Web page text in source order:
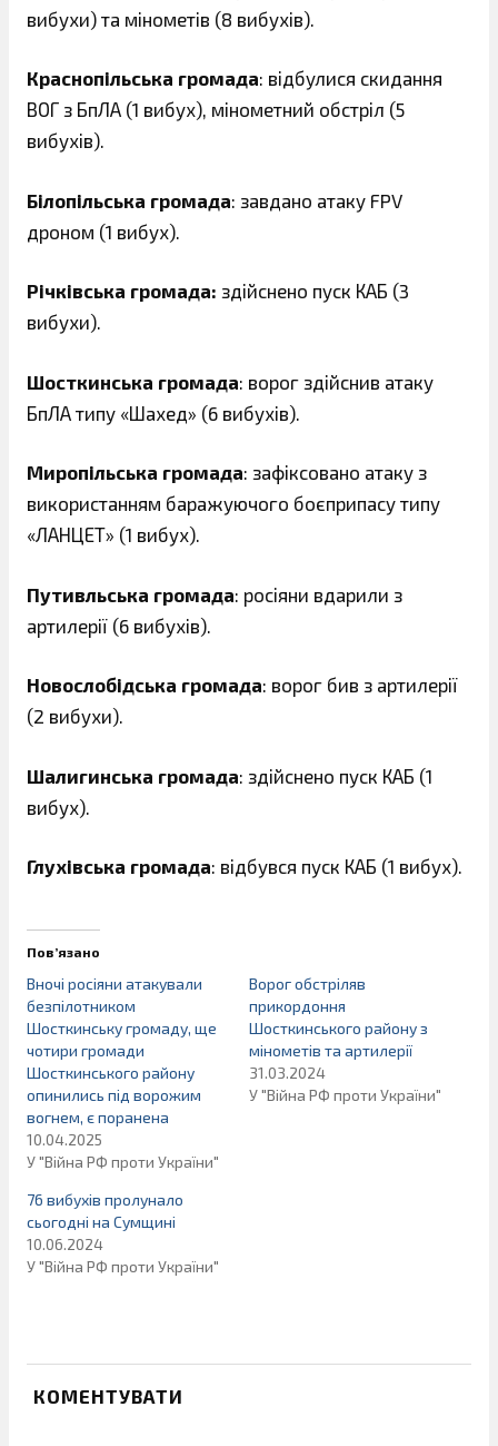
вибухи) та мінометів (8 вибухів).
Краснопільська громада: відбулися скидання
ВОГ з БпЛА (1 вибух), мінометний обстріл (5
вибухів).
Білопільська громада: завдано атаку FPV
дроном (1 вибух).
Річківська громада: здійснено пуск КАБ (3
вибухи).
Шосткинська громада: ворог здійснив атаку
БпЛА типу «Шахед» (6 вибухів).
Миропільська громада: зафіксовано атаку з
використанням баражуючого боєприпасу типу
«ЛАНЦЕТ» (1 вибух).
Путивльська громада: росіяни вдарили з
артилерії (6 вибухів).
Новослобідська громада: ворог бив з артилерії
(2 вибухи).
Шалигинська громада: здійснено пуск КАБ (1
вибух).
Глухівська громада: відбувся пуск КАБ (1 вибух).
Пов’язано
Вночі росіяни атакували
безпілотником
Шосткинську громаду, ще
чотири громади
Шосткинського району
опинились під ворожим
вогнем, є поранена
10.04.2025
У "Війна РФ проти України"
Ворог обстріляв
прикордоння
Шосткинського району з
мінометів та артилерії
31.03.2024
У "Війна РФ проти України"
76 вибухів пролунало
сьогодні на Сумщині
10.06.2024
У "Війна РФ проти України"
КОМЕНТУВАТИ